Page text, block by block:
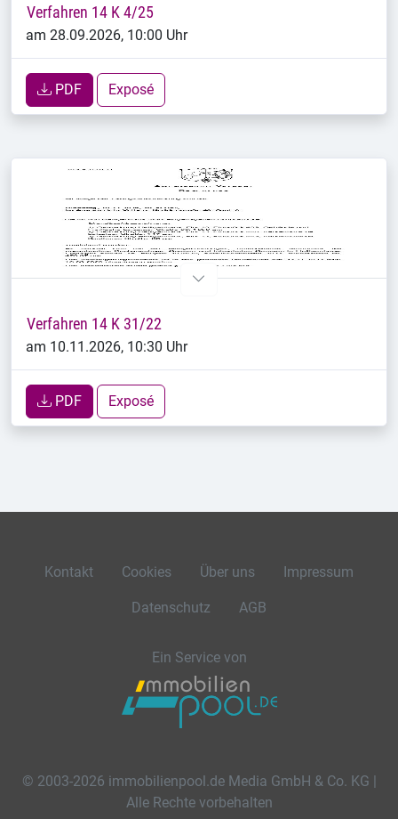
Verfahren 14 K 4/25
am 28.09.2026, 10:00 Uhr
PDF Exposé
Verfahren 14 K 31/22
am 10.11.2026, 10:30 Uhr
PDF Exposé
Kontakt Cookies Über uns Impressum
Datenschutz AGB
Ein Service von
© 2003-2026 immobilienpool.de Media GmbH & Co. KG |
Alle Rechte vorbehalten